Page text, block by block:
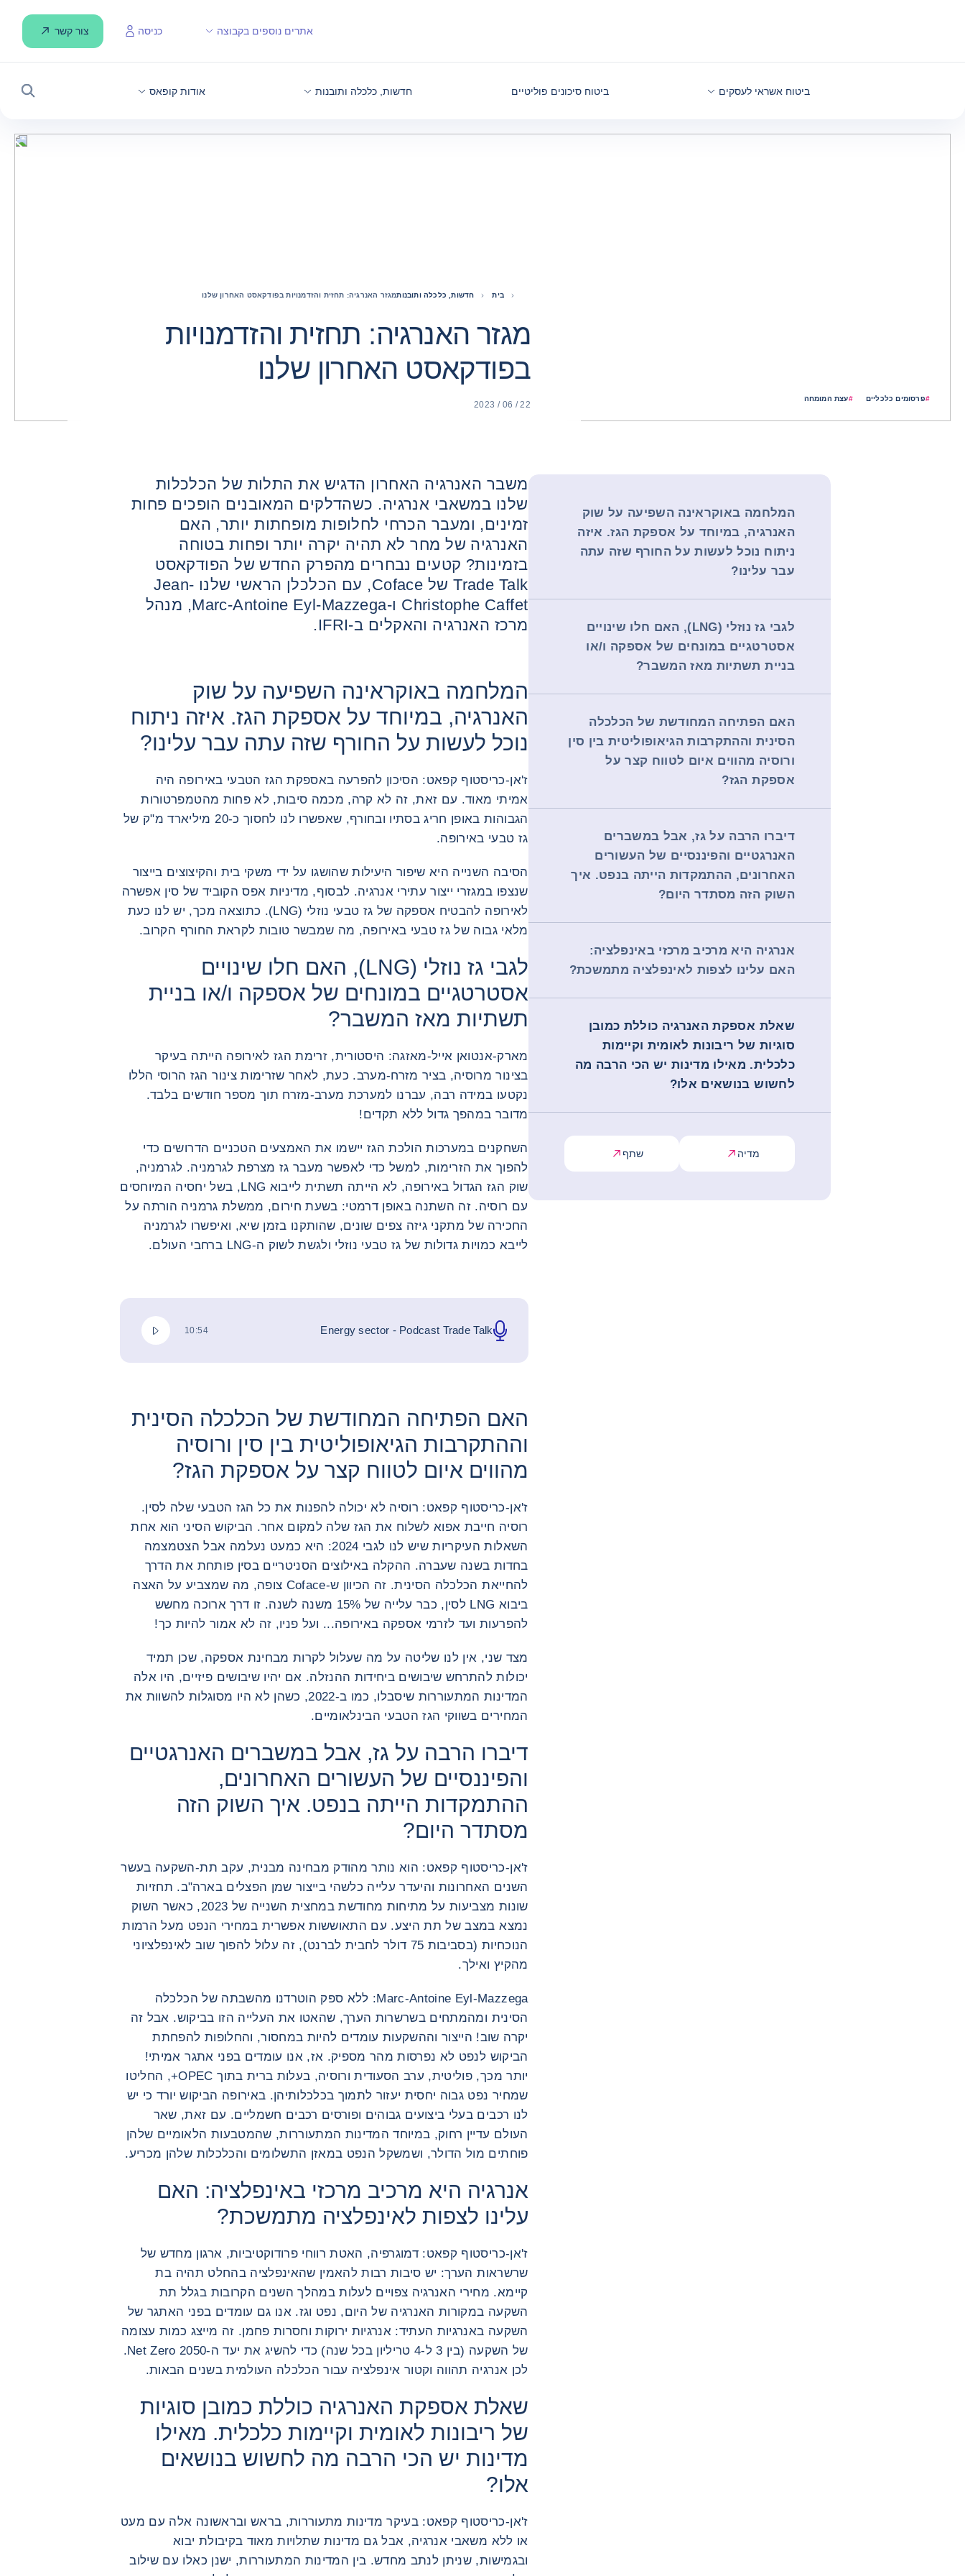
ביטוח אשראי לעסקים ביטוח סיכונים פוליטיים חדשות, כלכלה ותובנות אודות קופאס
חיפוש
אתרים נוספים בקבוצה כניסה צור קשר
#פרסומים כלכליים #עצת המומחה
בית חדשות, כלכלה ותובנותמגזר האנרגיה: תחזית והזדמנויות בפודקאסט האחרון שלנו
מגזר האנרגיה: תחזית והזדמנויות
בפודקאסט האחרון שלנו
22 / 06 / 2023
המלחמה באוקראינה השפיעה על שוק
האנרגיה, במיוחד על אספקת הגז. איזה
ניתוח נוכל לעשות על החורף שזה עתה
עבר עלינו?
לגבי גז נוזלי (LNG), האם חלו שינויים
אסטרטגיים במונחים של אספקה ​​ו/או
בניית תשתיות מאז המשבר?
האם הפתיחה המחודשת של הכלכלה
הסינית וההתקרבות הגיאופוליטית בין סין
ורוסיה מהווים איום לטווח קצר על
אספקת הגז?
דיברו הרבה על גז, אבל במשברים
האנרגטיים והפיננסיים של העשורים
האחרונים, ההתמקדות הייתה בנפט. איך
השוק הזה מסתדר היום?
אנרגיה היא מרכיב מרכזי באינפלציה:
האם עלינו לצפות לאינפלציה מתמשכת?
שאלת אספקת האנרגיה כוללת כמובן
סוגיות של ריבונות לאומית וקיימות
כלכלית. מאילו מדינות יש הכי הרבה מה
לחשוש בנושאים אלו?
מדיה שתף
משבר האנרגיה האחרון הדגיש את התלות של הכלכלות
שלנו במשאבי אנרגיה. כשהדלקים המאובנים הופכים פחות
זמינים, ומעבר הכרחי לחלופות מופחתות יותר, האם
האנרגיה של מחר לא תהיה יקרה יותר ופחות בטוחה
בזמינות? קטעים נבחרים מהפרק החדש של הפודקאסט
Trade Talk של Coface, עם הכלכלן הראשי שלנו Jean-
Christophe Caffet ו-Marc-Antoine Eyl-Mazzega, מנהל
מרכז האנרגיה והאקלים ב-IFRI.
המלחמה באוקראינה השפיעה על שוק
האנרגיה, במיוחד על אספקת הגז. איזה ניתוח
נוכל לעשות על החורף שזה עתה עבר עלינו?
ז'אן-כריסטוף קפאט: הסיכון להפרעה באספקת הגז הטבעי באירופה היה
אמיתי מאוד. עם זאת, זה לא קרה, מכמה סיבות, לא פחות מהטמפרטורות
הגבוהות באופן חריג בסתיו ובחורף, שאפשרו לנו לחסוך כ-20 מיליארד מ"ק של
גז טבעי באירופה.
הסיבה השנייה היא שיפור היעילות שהושגו על ידי משקי בית והקיצוצים בייצור
שנצפו במגזרי ייצור עתירי אנרגיה. לבסוף, מדיניות אפס הקוביד של סין אפשרה
לאירופה להבטיח אספקה ​​של גז טבעי נוזלי (LNG). כתוצאה מכך, יש לנו כעת
מלאי גבוה של גז טבעי באירופה, מה שמבשר טובות לקראת החורף הקרוב.
לגבי גז נוזלי (LNG), האם חלו שינויים
אסטרטגיים במונחים של אספקה ​​ו/או בניית
תשתיות מאז המשבר?
מארק-אנטואן אייל-מאזגה: היסטורית, זרימת הגז לאירופה הייתה בעיקר
בצינור מרוסיה, בציר מזרח-מערב. כעת, לאחר שזרימות צינור הגז הרוסי הללו
נקטעו במידה רבה, עברנו למערכת מערב-מזרח תוך מספר חודשים בלבד.
מדובר במהפך גדול ללא תקדים!
השחקנים במערכות הולכת הגז יישמו את האמצעים הטכניים הדרושים כדי
להפוך את הזרימות, למשל כדי לאפשר מעבר גז מצרפת לגרמניה. לגרמניה,
שוק הגז הגדול באירופה, לא הייתה תשתית לייבוא ​​LNG, בשל יחסיה המיוחסים
עם רוסיה. זה השתנה באופן דרמטי: בשעת חירום, ממשלת גרמניה הורתה על
החכירה של מתקני גיזה צפים שונים, שהותקנו בזמן שיא, ואיפשרו לגרמניה
לייבא כמויות גדולות של גז טבעי נוזלי ולגשת לשוק ה-LNG ברחבי העולם.
Energy sector - Podcast Trade Talk משך הזמן הכולל
10:54
האם הפתיחה המחודשת של הכלכלה הסינית
וההתקרבות הגיאופוליטית בין סין ורוסיה
מהווים איום לטווח קצר על אספקת הגז?
ז'אן-כריסטוף קפאט: רוסיה לא יכולה להפנות את כל הגז הטבעי שלה לסין.
רוסיה חייבת אפוא לשלוח את הגז שלה למקום אחר. הביקוש הסיני הוא אחת
השאלות העיקריות שיש לנו לגבי 2024: היא כמעט נעלמה אבל הצטמצמה
בחדות בשנה שעברה. ההקלה באילוצים הסניטריים בסין פותחת את הדרך
להחייאת הכלכלה הסינית. זה הכיוון ש-Coface צופה, מה שמצביע על האצה
ביבוא LNG לסין, כבר עלייה של 15% משנה לשנה. זו דרך ארוכה מחשש
להפרעות ועד לזרמי אספקה ​​באירופה... ועל פניו, זה לא אמור להיות כך!
מצד שני, אין לנו שליטה על מה שעלול לקרות מבחינת אספקה, שכן תמיד
יכולות להתרחש שיבושים ביחידות ההנזלה. אם יהיו שיבושים פיזיים, היו אלה
המדינות המתעוררות שיסבלו, כמו ב-2022, כשהן לא היו מסוגלות להשוות את
המחירים בשווקי הגז הטבעי הבינלאומיים.
דיברו הרבה על גז, אבל במשברים האנרגטיים
והפיננסיים של העשורים האחרונים,
ההתמקדות הייתה בנפט. איך השוק הזה
מסתדר היום?
ז'אן-כריסטוף קפאט: הוא נותר מהודק מבחינה מבנית, עקב תת-השקעה בעשר
השנים האחרונות והיעדר עלייה כלשהי בייצור שמן הפצלים בארה"ב. תחזיות
שונות מצביעות על מתיחות מחודשת במחצית השנייה של 2023, כאשר השוק
נמצא במצב של תת היצע. עם התאוששות אפשרית במחירי הנפט מעל הרמות
הנוכחיות (בסביבות 75 דולר לחבית לברנט), זה עלול להפוך שוב לאינפלציוני
מהקיץ ואילך.
Marc-Antoine Eyl-Mazzega: ללא ספק הוטרדנו מהשבתה של הכלכלה
הסינית ומהמתחים בשרשרות הערך, שהאטו את העלייה הזו בביקוש. אבל זה
יקרה שוב! הייצור וההשקעות עומדים להיות במחסור, והחלופות להפחתת
הביקוש לנפט לא נפרסות מהר מספיק. אז, אנו עומדים בפני אתגר אמיתי!
יותר מכך, פוליטית, ערב הסעודית ורוסיה, בעלות ברית בתוך OPEC+, החליטו
שמחיר נפט גבוה יחסית יעזור לתמוך בכלכלותיהן. באירופה הביקוש יורד כי יש
לנו רכבים בעלי ביצועים גבוהים ופורסים רכבים חשמליים. עם זאת, שאר
העולם עדיין רחוק, במיוחד המדינות המתעוררות, שהמטבעות הלאומיים שלהן
פוחתים מול הדולר, ושמשקל הנפט במאזן התשלומים והכלכלות שלהן מכריע.
אנרגיה היא מרכיב מרכזי באינפלציה: האם
עלינו לצפות לאינפלציה מתמשכת?
ז'אן-כריסטוף קפאט: דמוגרפיה, האטת רווחי פרודוקטיביות, ארגון מחדש של
שרשראות הערך: יש סיבות רבות להאמין שהאינפלציה בהחלט תהיה בת
קיימא. מחירי האנרגיה צפויים לעלות במהלך השנים הקרובות בגלל תת
השקעה במקורות האנרגיה של היום, נפט וגז. אנו גם עומדים בפני האתגר של
השקעה באנרגיות העתיד: אנרגיות ירוקות וחסרות פחמן. זה מייצג כמות עצומה
של השקעה (בין 3 ל-4 טריליון בכל שנה) כדי להשיג את יעד ה-Net Zero 2050.
לכן אנרגיה תהווה וקטור אינפלציה עבור הכלכלה העולמית בשנים הבאות.
שאלת אספקת האנרגיה כוללת כמובן סוגיות
של ריבונות לאומית וקיימות כלכלית. מאילו
מדינות יש הכי הרבה מה לחשוש בנושאים
אלו?
ז'אן-כריסטוף קפאט: בעיקר מדינות מתעוררות, בראש ובראשונה אלה עם מעט
או ללא משאבי אנרגיה, אבל גם מדינות שתלויות מאוד בקיבולת יבוא
ובגמישות, שניתן לנתב מחדש. בין המדינות המתעוררות, ישנן כאלו עם שילוב